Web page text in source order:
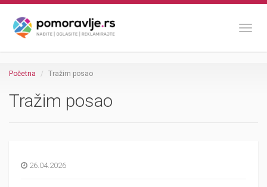
Početna Tražim posao
Tražim posao
26.04.2026